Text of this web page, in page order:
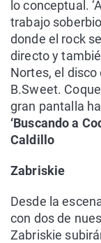
lo conceptual.
trabajo
donde el rock
directo y
Nortes, el
B.Sweet.
gran pantalla
‘Buscando a
Caldillo
Zabriskie
Desde la
con dos de
Zabriskie